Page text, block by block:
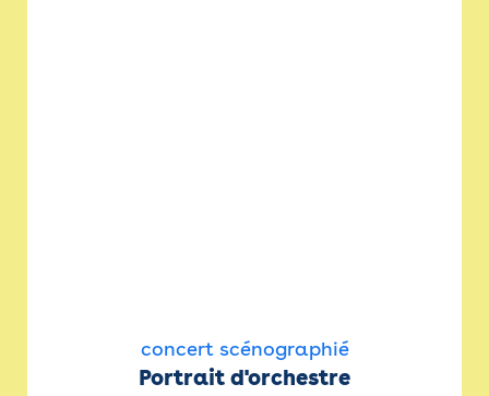
concert scénographié
Portrait d'orchestre